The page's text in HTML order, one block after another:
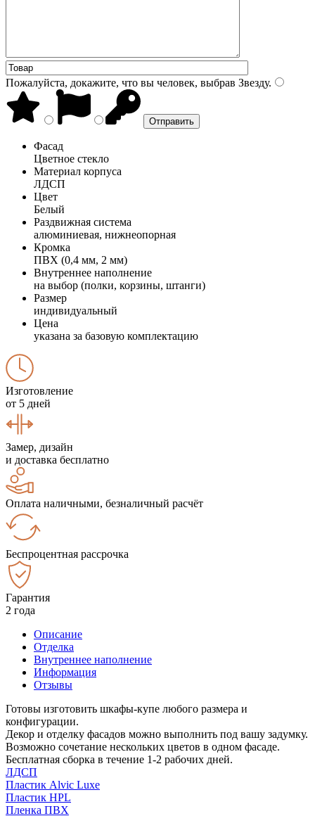
Пожалуйста, докажите, что вы человек, выбрав Звезду.
Фасад
Цветное стекло
Материал корпуса
ЛДСП
Цвет
Белый
Раздвижная система
алюминиевая, нижнеопорная
Кромка
ПВХ (0,4 мм, 2 мм)
Внутреннее наполнение
на выбор (полки, корзины, штанги)
Размер
индивидуальный
Цена
указана за базовую комплектацию
Изготовление
от 5 дней
Замер, дизайн
и доставка бесплатно
Оплата наличными, безналичный расчёт
Беспроцентная рассрочка
Гарантия
2 года
Описание
Отделка
Внутреннее наполнение
Информация
Отзывы
Готовы изготовить шкафы-купе любого размера и
конфигурации.
Декор и отделку фасадов можно выполнить под вашу задумку.
Возможно сочетание нескольких цветов в одном фасаде.
Бесплатная сборка в течение 1-2 рабочих дней.
ЛДСП
Пластик Alvic Luxe
Пластик HPL
Пленка ПВХ